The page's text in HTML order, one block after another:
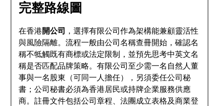
完整路線圖
在香港開公司 ，選擇有限公司作為架構能兼顧靈活性
與風險隔離。流程一般由公司名稱查冊開始，確認名
稱不牴觸既有商標或法定限制，並預先思考中英文名
稱是否匹配品牌策略。有限公司至少需一名自然人董
事與一名股東（可同一人擔任），另須委任公司秘
書；公司秘書必須為香港居民或持牌企業服務供應
商。註冊文件包括公司章程、法團成立表格及商業登